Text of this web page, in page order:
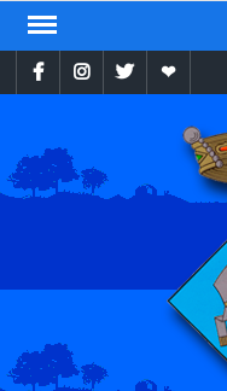
Skip
contentFacebookInstragram
TwitterEbando